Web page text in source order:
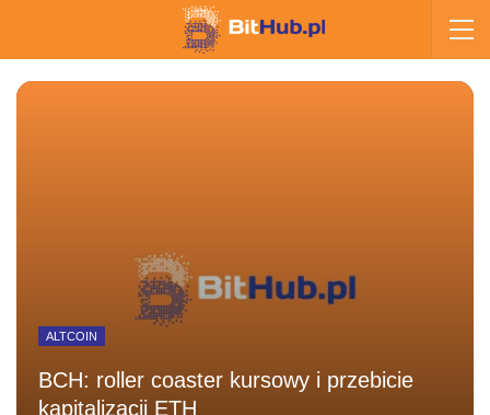
ALTCOIN
BCH: roller coaster kursowy i przebicie
kapitalizacji ETH